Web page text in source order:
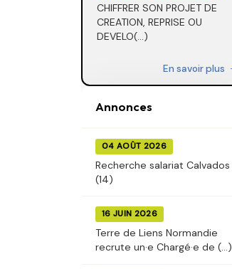
CHIFFRER SON PROJET DE
CREATION, REPRISE OU
DEVELO(...)
En savoir plus
Annonces
04 AOÛT 2026
Recherche salariat Calvados
(14)
16 JUIN 2026
Terre de Liens Normandie
recrute un·e Chargé·e de (...)